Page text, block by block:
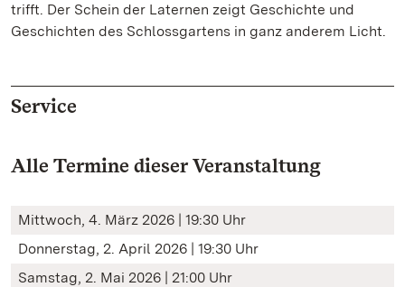
trifft. Der Schein der Laternen zeigt Geschichte und
Geschichten des Schlossgartens in ganz anderem Licht.
Service
Alle Termine dieser Veranstaltung
Mittwoch, 4. März 2026 | 19:30 Uhr
Donnerstag, 2. April 2026 | 19:30 Uhr
Samstag, 2. Mai 2026 | 21:00 Uhr